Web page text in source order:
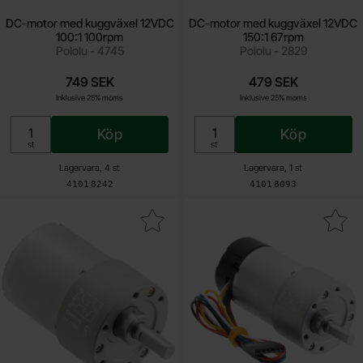
DC-motor med kuggväxel 12VDC
100:1 100rpm
Pololu - 4745
Art. nr
4101 8242
Lagervara, 4 st
749 SEK
Inklusive 25% moms
Enhet:
st
Köp
DC-motor med kuggväxel 12VDC
150:1 67rpm
Pololu - 2829
Art. nr
4101 8093
Lagervara, 1 st
479 SEK
Inklusive 25% moms
Enhet:
st
Köp
dC-motor med kuggväxel 12VDC 19:1 530rpm som favorit
Makera dC-motor med kuggväxel 12VDC